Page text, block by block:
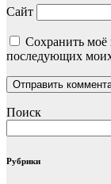
Сайт
Сохранить моё
последующих
Поиск
Рубрики